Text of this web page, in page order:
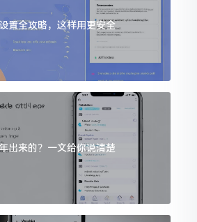
置全攻略，这样用更安全
出来的？一文给你说清楚